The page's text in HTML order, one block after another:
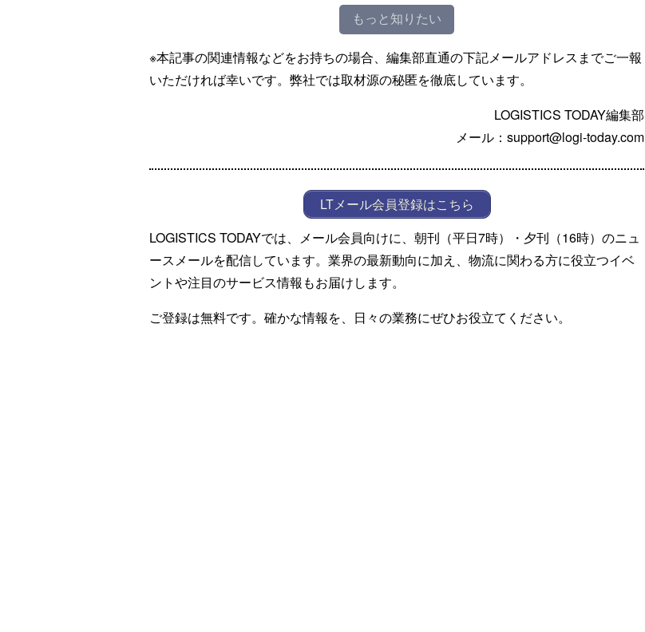
もっと知りたい
※本記事の関連情報などをお持ちの場合、編集部直通の下記メールアドレスまでご一報
いただければ幸いです。弊社では取材源の秘匿を徹底しています。
LOGISTICS TODAY編集部
メール：support@logi-today.com
LTメール会員登録はこちら
LOGISTICS TODAYでは、メール会員向けに、朝刊（平日7時）・夕刊（16時）のニュ
ースメールを配信しています。業界の最新動向に加え、物流に関わる方に役立つイベ
ントや注目のサービス情報もお届けします。
ご登録は無料です。確かな情報を、日々の業務にぜひお役立てください。